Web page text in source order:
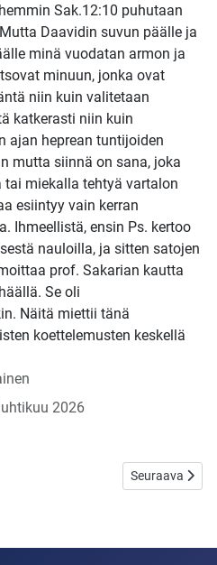
Sak.12:10 puhutaan
Daavidin suvun päälle ja
minä vuodatan armon ja
minuun, jonka ovat
niin kuin valitetaan
katkerasti niin kuin
ajan heprean tuntijoiden
mutta siinnä on sana, joka
miekalla tehtyä vartalon
esiintyy vain kerran
Ihmeellistä, ensin Ps. kertoo
nauloilla, ja sitten satojen
prof. Sakarian kautta
Se oli
Näitä miettii tänä
koettelemusten keskellä
2026
Seuraava
Seuraava